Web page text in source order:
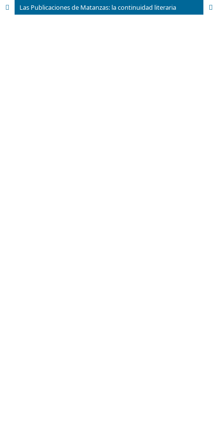
Las Publicaciones de Matanzas: la continuidad literaria